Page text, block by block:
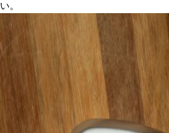
い。
Editor’s Picks 編集部のおすすめ
Our Team 私たちのチーム
Our Mission 私たちの使命
ABOUT US MyGolfSpyJapanとは？